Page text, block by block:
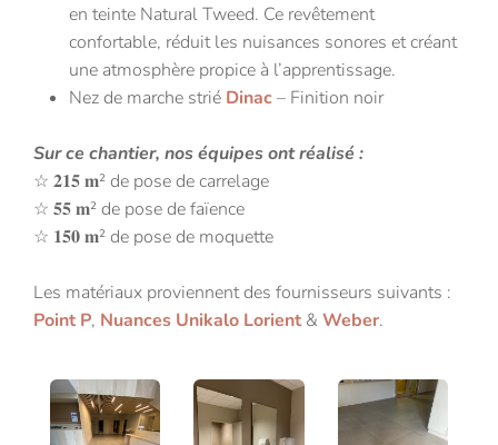
en teinte Natural Tweed. Ce revêtement
confortable, réduit les nuisances sonores et créant
une atmosphère propice à l’apprentissage.
Nez de marche strié Dinac– Finition noir
Sur ce chantier, nos équipes ont réalisé :
☆ 𝟐𝟏𝟓 𝐦² de pose de carrelage
☆ 𝟓𝟓 𝐦² de pose de faïence
☆ 𝟏𝟓𝟎 𝐦² de pose de moquette
Les matériaux proviennent des fournisseurs suivants :
Point P, Nuances Unikalo Lorient & Weber.